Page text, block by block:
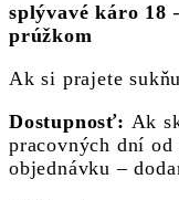
splývavé káro 18
prúžkom
Ak si prajete
Dostupnosť: Ak
pracovných dní
objednávku –